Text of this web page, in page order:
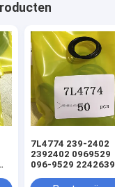
7L4774 239-2402
2392402 0969529
096-9529 2242639